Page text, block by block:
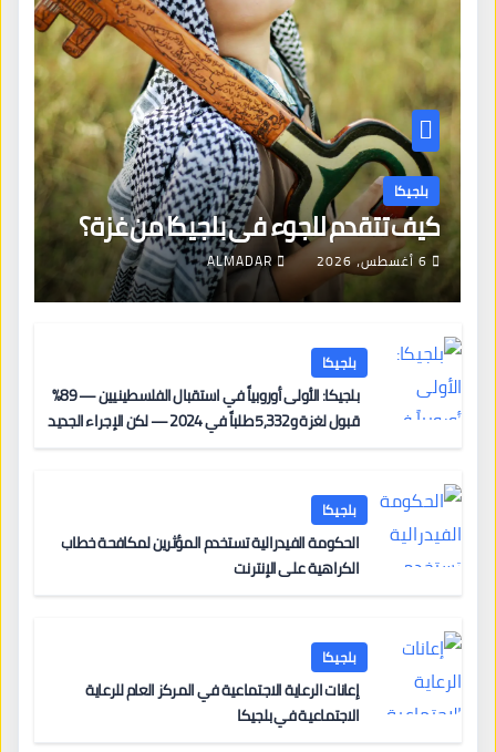
بلجيكا
كيف تتقدم للجوء في بلجيكا من غزة؟
6 أغسطس، 2026 ALMADAR
بلجيكا
بلجيكا: الأولى أوروبياً في استقبال الفلسطينيين — 89%
قبول لغزة و5,332 طلباً في 2024 — لكن الإجراء الجديد
بلجيكا
الحكومة الفيدرالية تستخدم المؤثرين لمكافحة خطاب
الكراهية على الإنترنت
بلجيكا
إعانات الرعاية الاجتماعية في المركز العام للرعاية
الاجتماعية في بلجيكا